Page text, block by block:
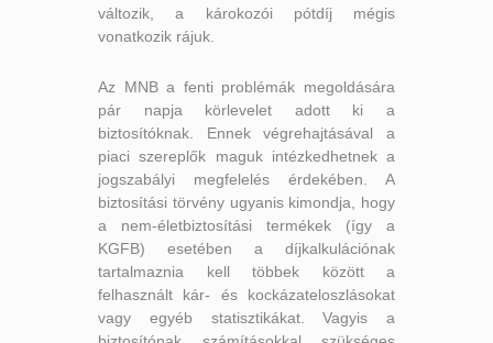
változik, a károkozói pótdíj mégis
vonatkozik rájuk.
Az MNB a fenti problémák megoldására
pár napja körlevelet adott ki a
biztosítóknak. Ennek végrehajtásával a
piaci szereplők maguk intézkedhetnek a
jogszabályi megfelelés érdekében. A
biztosítási törvény ugyanis kimondja, hogy
a nem-életbiztosítási termékek (így a
KGFB) esetében a díjkalkulációnak
tartalmaznia kell többek között a
felhasznált kár- és kockázateloszlásokat
vagy egyéb statisztikákat. Vagyis a